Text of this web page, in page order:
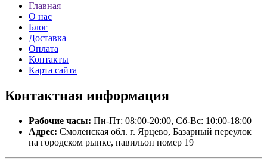
Главная
О нас
Блог
Доставка
Оплата
Контакты
Карта сайта
Контактная информация
Рабочие часы: Пн-Пт: 08:00-20:00, Сб-Вс: 10:00-18:00
Адрес: Смоленская обл. г. Ярцево, Базарный переулок
на городском рынке, павильон номер 19